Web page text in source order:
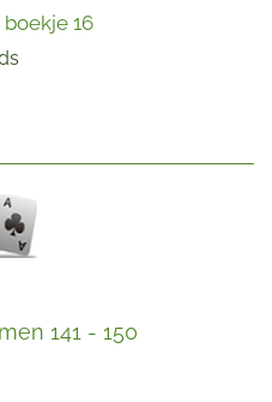
16
141 - 150